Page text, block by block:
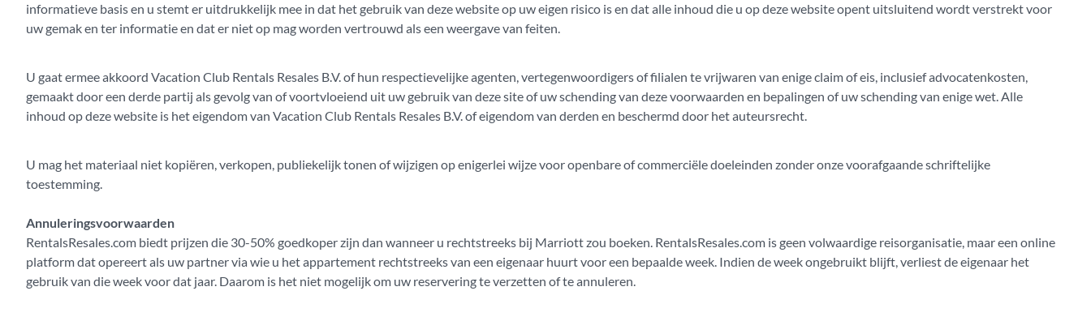
informatieve basis en u stemt er uitdrukkelijk mee in dat het gebruik van deze website op uw eigen risico is en dat alle inhoud die u op deze website opent uitsluitend wordt verstrekt voor
uw gemak en ter informatie en dat er niet op mag worden vertrouwd als een weergave van feiten.
U gaat ermee akkoord Vacation Club Rentals Resales B.V. of hun respectievelijke agenten, vertegenwoordigers of filialen te vrijwaren van enige claim of eis, inclusief advocatenkosten,
gemaakt door een derde partij als gevolg van of voortvloeiend uit uw gebruik van deze site of uw schending van deze voorwaarden en bepalingen of uw schending van enige wet. Alle
inhoud op deze website is het eigendom van Vacation Club Rentals Resales B.V. of eigendom van derden en beschermd door het auteursrecht.
U mag het materiaal niet kopiëren, verkopen, publiekelijk tonen of wijzigen op enigerlei wijze voor openbare of commerciële doeleinden zonder onze voorafgaande schriftelijke
toestemming.
Annuleringsvoorwaarden
RentalsResales.com biedt prijzen die 30-50% goedkoper zijn dan wanneer u rechtstreeks bij Marriott zou boeken. RentalsResales.com is geen volwaardige reisorganisatie, maar een online
platform dat opereert als uw partner via wie u het appartement rechtstreeks van een eigenaar huurt voor een bepaalde week. Indien de week ongebruikt blijft, verliest de eigenaar het
gebruik van die week voor dat jaar. Daarom is het niet mogelijk om uw reservering te verzetten of te annuleren.